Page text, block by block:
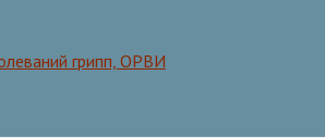
грипп, ОРВИ